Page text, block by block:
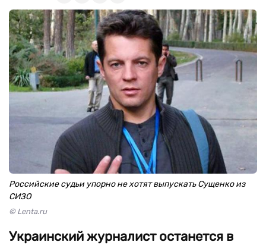
Российские судьи упорно не хотят выпускать Сущенко из
СИЗО
© Lenta.ru
Украинский журналист останется в